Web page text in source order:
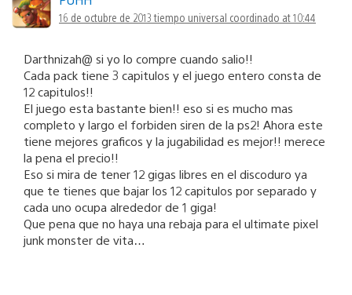
16 de octubre de 2013 tiempo universal coordinado at 10:44
Darthnizah@ si yo lo compre cuando salio!!
Cada pack tiene 3 capitulos y el juego entero consta de
12 capitulos!!
El juego esta bastante bien!! eso si es mucho mas
completo y largo el forbiden siren de la ps2! Ahora este
tiene mejores graficos y la jugabilidad es mejor!! merece
la pena el precio!!
Eso si mira de tener 12 gigas libres en el discoduro ya
que te tienes que bajar los 12 capitulos por separado y
cada uno ocupa alrededor de 1 giga!
Que pena que no haya una rebaja para el ultimate pixel
junk monster de vita…